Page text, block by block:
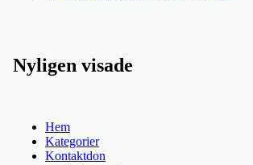
Nyligen visade
Hem
Kategorier
Kontaktdon